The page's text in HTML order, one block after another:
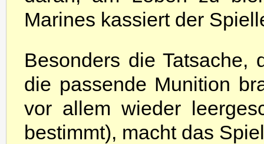
Marines kassiert der
Besonders die Tatsache,
die passende Munition
vor allem wieder
bestimmt), macht das